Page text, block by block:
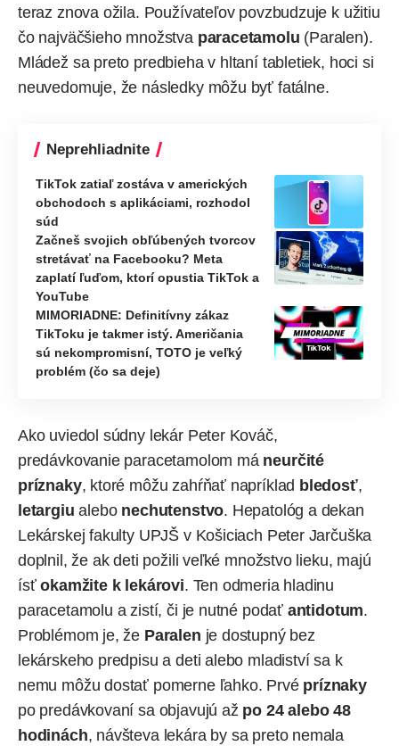
teraz znova ožila. Používateľov povzbudzuje k užitiu
čo najväčšieho množstva paracetamolu (Paralen).
Mládež sa preto predbieha v hltaní tabletiek, hoci si
neuvedomuje, že následky môžu byť fatálne.
Neprehliadnite
TikTok zatiaľ zostáva v amerických
obchodoch s aplikáciami, rozhodol
súd
Začneš svojich obľúbených tvorcov
stretávať na Facebooku? Meta
zaplatí ľuďom, ktorí opustia TikTok a
YouTube
MIMORIADNE: Definitívny zákaz
TikToku je takmer istý. Američania
sú nekompromisní, TOTO je veľký
problém (čo sa deje)
Ako uviedol súdny lekár Peter Kováč,
predávkovanie paracetamolom má neurčité
príznaky, ktoré môžu zahŕňať napríklad bledosť,
letargiu alebo nechutenstvo. Hepatológ a dekan
Lekárskej fakulty UPJŠ v Košiciach Peter Jarčuška
doplnil, že ak deti požili veľké množstvo lieku, majú
ísťokamžite k lekárovi. Ten odmeria hladinu
paracetamolu a zistí, či je nutné podať antidotum.
Problémom je, že Paralen je dostupný bez
lekárskeho predpisu a deti alebo mladiství sa k
nemu môžu dostať pomerne ľahko. Prvé príznaky
po predávkovaní sa objavujú až po 24 alebo 48
hodinách, návšteva lekára by sa preto nemala